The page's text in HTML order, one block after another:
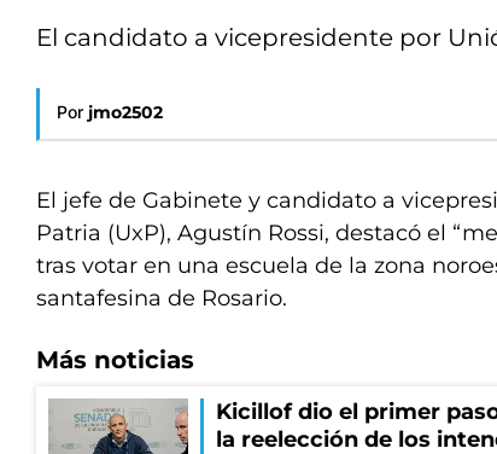
El candidato a vicepresidente por
Por jmo2502
El jefe de Gabinete y candidato a
Patria (UxP), Agustín Rossi, destacó el
tras votar en una escuela de la zona
santafesina de Rosario.
Más noticias
Kicillof dio el primer
la reelección de los